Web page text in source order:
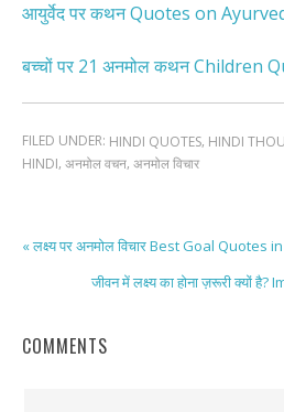
आयुर्वेद पर कथन Quotes on
बच्चों पर 21 अनमोल कथन Children
FILED UNDER: HINDI QUOTES, HINDI
HINDI, अनमोल वचन, अनमोल विचार
« लक्ष्य पर अनमोल विचार Best Goal Quotes
जीवन में लक्ष्य का होना ज़रूरी क्यों
COMMENTS